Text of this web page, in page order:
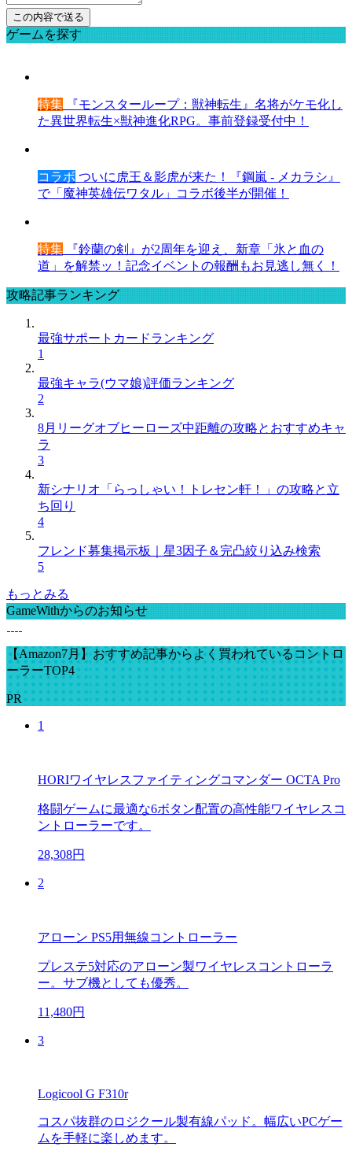
ゲームを探す
特集 『モンスターループ：獣神転生』名将がケモ化し
た異世界転生×獣神進化RPG。事前登録受付中！
コラボ ついに虎王＆影虎が来た！『鋼嵐 - メカラシ』
で「魔神英雄伝ワタル」コラボ後半が開催！
特集 『鈴蘭の剣』が2周年を迎え、新章「氷と血の
道」を解禁ッ！記念イベントの報酬もお見逃し無く！
攻略記事ランキング
最強サポートカードランキング
1
最強キャラ(ウマ娘)評価ランキング
2
8月リーグオブヒーローズ中距離の攻略とおすすめキャ
ラ
3
新シナリオ「らっしゃい！トレセン軒！」の攻略と立
ち回り
4
フレンド募集掲示板｜星3因子＆完凸絞り込み検索
5
もっとみる
GameWithからのお知らせ
【Amazon7月】おすすめ記事からよく買われているコントロ
ーラーTOP4
PR
1
HORIワイヤレスファイティングコマンダー OCTA Pro
格闘ゲームに最適な6ボタン配置の高性能ワイヤレスコ
ントローラーです。
28,308円
2
アローン PS5用無線コントローラー
プレステ5対応のアローン製ワイヤレスコントローラ
ー。サブ機としても優秀。
11,480円
3
Logicool G F310r
コスパ抜群のロジクール製有線パッド。幅広いPCゲー
ムを手軽に楽しめます。